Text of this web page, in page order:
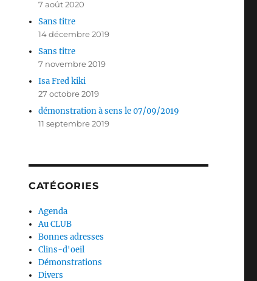
7 août 2020
Sans titre
14 décembre 2019
Sans titre
7 novembre 2019
Isa Fred kiki
27 octobre 2019
démonstration à sens le 07/09/2019
11 septembre 2019
CATÉGORIES
Agenda
Au CLUB
Bonnes adresses
Clins-d'oeil
Démonstrations
Divers